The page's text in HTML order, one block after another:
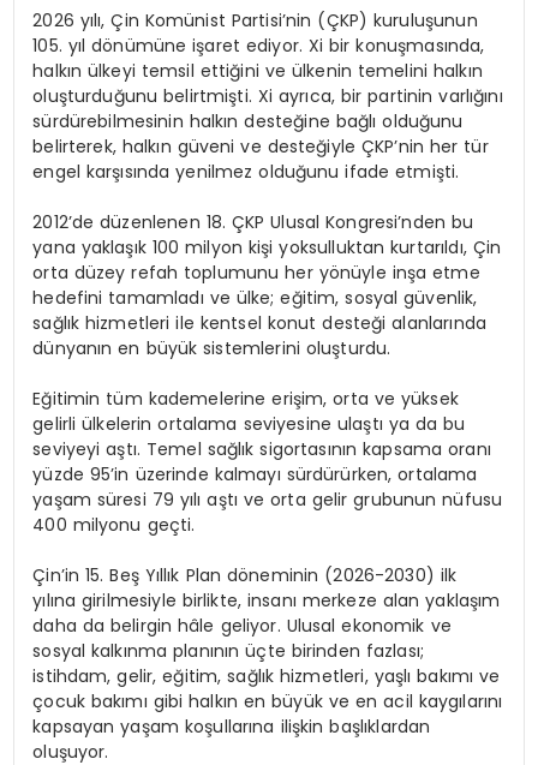
2026 yılı, Çin Komünist Partisi’nin (ÇKP) kuruluşunun
105. yıl dönümüne işaret ediyor. Xi bir konuşmasında,
halkın ülkeyi temsil ettiğini ve ülkenin temelini halkın
oluşturduğunu belirtmişti. Xi ayrıca, bir partinin varlığını
sürdürebilmesinin halkın desteğine bağlı olduğunu
belirterek, halkın güveni ve desteğiyle ÇKP’nin her tür
engel karşısında yenilmez olduğunu ifade etmişti.
2012’de düzenlenen 18. ÇKP Ulusal Kongresi’nden bu
yana yaklaşık 100 milyon kişi yoksulluktan kurtarıldı, Çin
orta düzey refah toplumunu her yönüyle inşa etme
hedefini tamamladı ve ülke; eğitim, sosyal güvenlik,
sağlık hizmetleri ile kentsel konut desteği alanlarında
dünyanın en büyük sistemlerini oluşturdu.
Eğitimin tüm kademelerine erişim, orta ve yüksek
gelirli ülkelerin ortalama seviyesine ulaştı ya da bu
seviyeyi aştı. Temel sağlık sigortasının kapsama oranı
yüzde 95’in üzerinde kalmayı sürdürürken, ortalama
yaşam süresi 79 yılı aştı ve orta gelir grubunun nüfusu
400 milyonu geçti.
Çin’in 15. Beş Yıllık Plan döneminin (2026-2030) ilk
yılına girilmesiyle birlikte, insanı merkeze alan yaklaşım
daha da belirgin hâle geliyor. Ulusal ekonomik ve
sosyal kalkınma planının üçte birinden fazlası;
istihdam, gelir, eğitim, sağlık hizmetleri, yaşlı bakımı ve
çocuk bakımı gibi halkın en büyük ve en acil kaygılarını
kapsayan yaşam koşullarına ilişkin başlıklardan
oluşuyor.